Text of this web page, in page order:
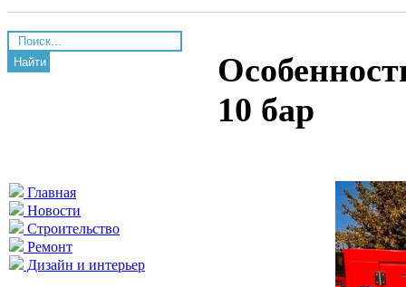
Найти
Главная
Новости
Строительство
Ремонт
Дизайн и интерьер
10 бар